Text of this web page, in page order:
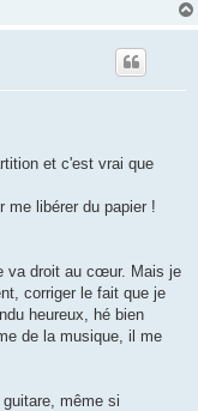
et c'est vrai que
me libérer du papier !
va droit au cœur. Mais je
corriger le fait que je
heureux, hé bien
de la musique, il me
même si